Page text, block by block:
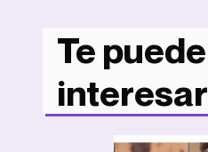
Te puede
interesar